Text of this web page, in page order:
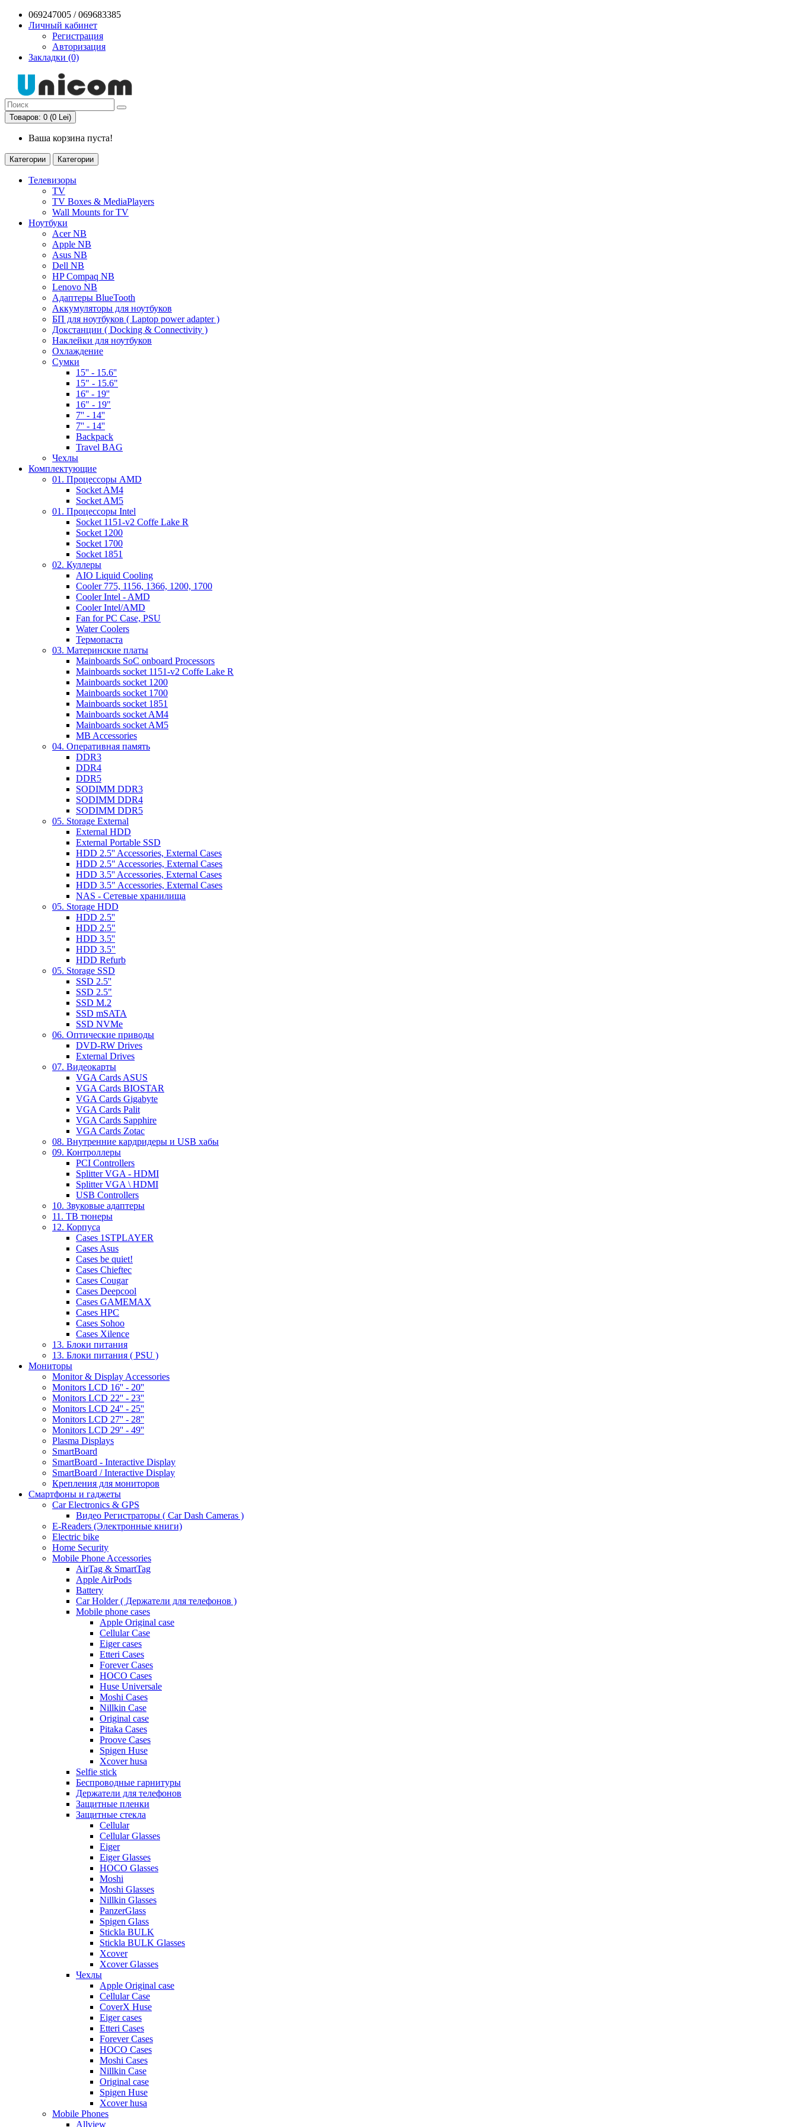
069247005 / 069683385
Личный кабинет
Регистрация
Авторизация
Закладки (0)
Товаров: 0 (0 Lei)
Ваша корзина пуста!
Категории Категории
Телевизоры
TV
TV Boxes & MediaPlayers
Wall Mounts for TV
Ноутбуки
Acer NB
Apple NB
Asus NB
Dell NB
HP Compaq NB
Lenovo NB
Адаптеры BlueTooth
Аккумуляторы для ноутбуков
БП для ноутбуков ( Laptop power adapter )
Докстанции ( Docking & Connectivity )
Наклейки для ноутбуков
Охлаждение
Сумки
15'' - 15.6''
15" - 15.6"
16'' - 19''
16" - 19"
7'' - 14''
7'' - 14''
Backpack
Travel BAG
Чехлы
Комплектующие
01. Процессоры AMD
Socket AM4
Socket AM5
01. Процессоры Intel
Socket 1151-v2 Coffe Lake R
Socket 1200
Socket 1700
Socket 1851
02. Куллеры
AIO Liquid Cooling
Cooler 775, 1156, 1366, 1200, 1700
Cooler Intel - AMD
Cooler Intel/AMD
Fan for PC Case, PSU
Water Coolers
Термопаста
03. Материнские платы
Mainboards SoC onboard Processors
Mainboards socket 1151-v2 Coffe Lake R
Mainboards socket 1200
Mainboards socket 1700
Mainboards socket 1851
Mainboards socket AM4
Mainboards socket AM5
MB Accessories
04. Оперативная память
DDR3
DDR4
DDR5
SODIMM DDR3
SODIMM DDR4
SODIMM DDR5
05. Storage External
External HDD
External Portable SSD
HDD 2.5'' Accessories, External Cases
HDD 2.5" Accessories, External Cases
HDD 3.5'' Accessories, External Cases
HDD 3.5" Accessories, External Cases
NAS - Сетевые хранилища
05. Storage HDD
HDD 2.5''
HDD 2.5"
HDD 3.5''
HDD 3.5"
HDD Refurb
05. Storage SSD
SSD 2.5''
SSD 2.5"
SSD M.2
SSD mSATA
SSD NVMe
06. Оптические приводы
DVD-RW Drives
External Drives
07. Видеокарты
VGA Cards ASUS
VGA Cards BIOSTAR
VGA Cards Gigabyte
VGA Cards Palit
VGA Cards Sapphire
VGA Cards Zotac
08. Внутренние кардридеры и USB хабы
09. Контроллеры
PCI Controllers
Splitter VGA - HDMI
Splitter VGA \ HDMI
USB Controllers
10. Звуковые адаптеры
11. ТВ тюнеры
12. Корпуса
Cases 1STPLAYER
Cases Asus
Cases be quiet!
Cases Chieftec
Cases Cougar
Cases Deepcool
Cases GAMEMAX
Cases HPC
Cases Sohoo
Cases Xilence
13. Блоки питания
13. Блоки питания ( PSU )
Мониторы
Monitor & Display Accessories
Monitors LCD 16'' - 20''
Monitors LCD 22'' - 23''
Monitors LCD 24'' - 25''
Monitors LCD 27'' - 28''
Monitors LCD 29'' - 49''
Plasma Displays
SmartBoard
SmartBoard - Interactive Display
SmartBoard / Interactive Display
Крепления для мониторов
Смартфоны и гаджеты
Car Electronics & GPS
Видео Регистраторы ( Car Dash Cameras )
E-Readers (Электронные книги)
Electric bike
Home Security
Mobile Phone Accessories
AirTag & SmartTag
Apple AirPods
Battery
Car Holder ( Держатели для телефонов )
Mobile phone cases
Apple Original case
Cellular Case
Eiger cases
Etteri Cases
Forever Cases
HOCO Cases
Huse Universale
Moshi Cases
Nillkin Case
Original case
Pitaka Cases
Proove Cases
Spigen Huse
Xcover husa
Selfie stick
Беспроводные гарнитуры
Держатели для телефонов
Защитные пленки
Защитные стекла
Cellular
Cellular Glasses
Eiger
Eiger Glasses
HOCO Glasses
Moshi
Moshi Glasses
Nillkin Glasses
PanzerGlass
Spigen Glass
Stickla BULK
Stickla BULK Glasses
Xcover
Xcover Glasses
Чехлы
Apple Original case
Cellular Case
CoverX Huse
Eiger cases
Etteri Cases
Forever Cases
HOCO Cases
Moshi Cases
Nillkin Case
Original case
Spigen Huse
Xcover husa
Mobile Phones
Allview